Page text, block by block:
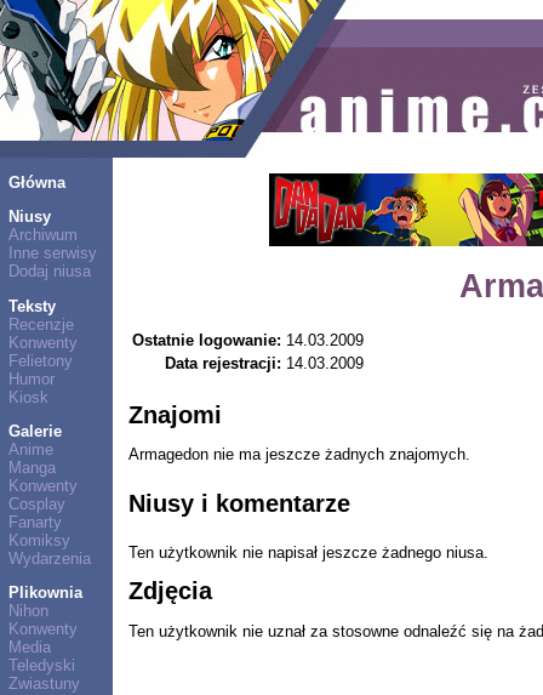
Główna
Niusy
Archiwum
Inne serwisy
Dodaj niusa
Teksty
Recenzje
Konwenty
Felietony
Humor
Kiosk
Galerie
Anime
Manga
Konwenty
Cosplay
Fanarty
Komiksy
Wydarzenia
Plikownia
Nihon
Konwenty
Media
Teledyski
Zwiastuny
Ostatnie logowanie: 14.03.2009
Data rejestracji: 14.03.2009
Znajomi
Armagedon nie ma jeszcze żadnych znajomych.
Niusy i komentarze
Ten użytkownik nie napisał jeszcze żadnego niusa.
Zdjęcia
Ten użytkownik nie uznał za stosowne odnaleźć się na